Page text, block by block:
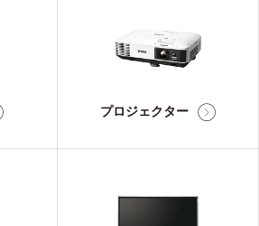
プロジェクター